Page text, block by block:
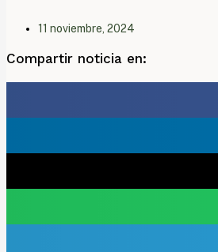
11 noviembre, 2024
Compartir noticia en: